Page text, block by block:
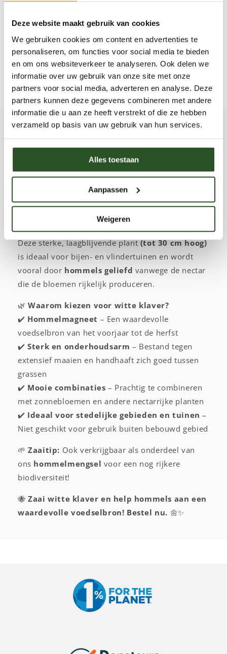
Deze website maakt gebruik van cookies
We gebruiken cookies om content en advertenties te
personaliseren, om functies voor social media te bieden
en om ons websiteverkeer te analyseren. Ook delen we
informatie over uw gebruik van onze site met onze
partners voor social media, adverteren en analyse. Deze
partners kunnen deze gegevens combineren met andere
informatie die u aan ze heeft verstrekt of die ze hebben
verzameld op basis van uw gebruik van hun services.
Alles toestaan
Aanpassen
Weigeren
Productkenmerken
Inhoud van het product
Deel
Productinformatie
Witte Klaver – Hommelvriendelijke
bodembedekker voor tuinen en stedelijk
groen! 🐝🌿
Witte klaver (Trifolium repens)is een
vlinderbloemige plant met een
groeiwijzedie vanmei tot de herfstbloeit.
Deze sterke, laagblijvende plant(tot 30 cm hoog)
is ideaal voor bijen- en vlindertuinen en wordt
vooral door hommels geliefd vanwege de nectar
die de bloemen rijkelijk produceren.
🌿Waarom kiezen voor witte klaver?
✔️ Hommelmagneet – Een waardevolle
voedselbron van het voorjaar tot de herfst
✔️Sterk en onderhoudsarm – Bestand tegen
extensief maaien en handhaaft zich goed tussen
grassen
✔️ Mooie combinaties – Prachtig te combineren
met zonnebloemen en andere nectarrijke planten
✔️ Ideaal voor stedelijke gebieden en tuinen –
Niet geschikt voor gebruik buiten bebouwd gebied
🌱Zaaitip: Ook verkrijgbaar als onderdeel van
ons hommelmengsel voor een nog rijkere
biodiversiteit!
🐝Zaai witte klaver en help hommels aan een
waardevolle voedselbron! Bestel nu. 🌼✨